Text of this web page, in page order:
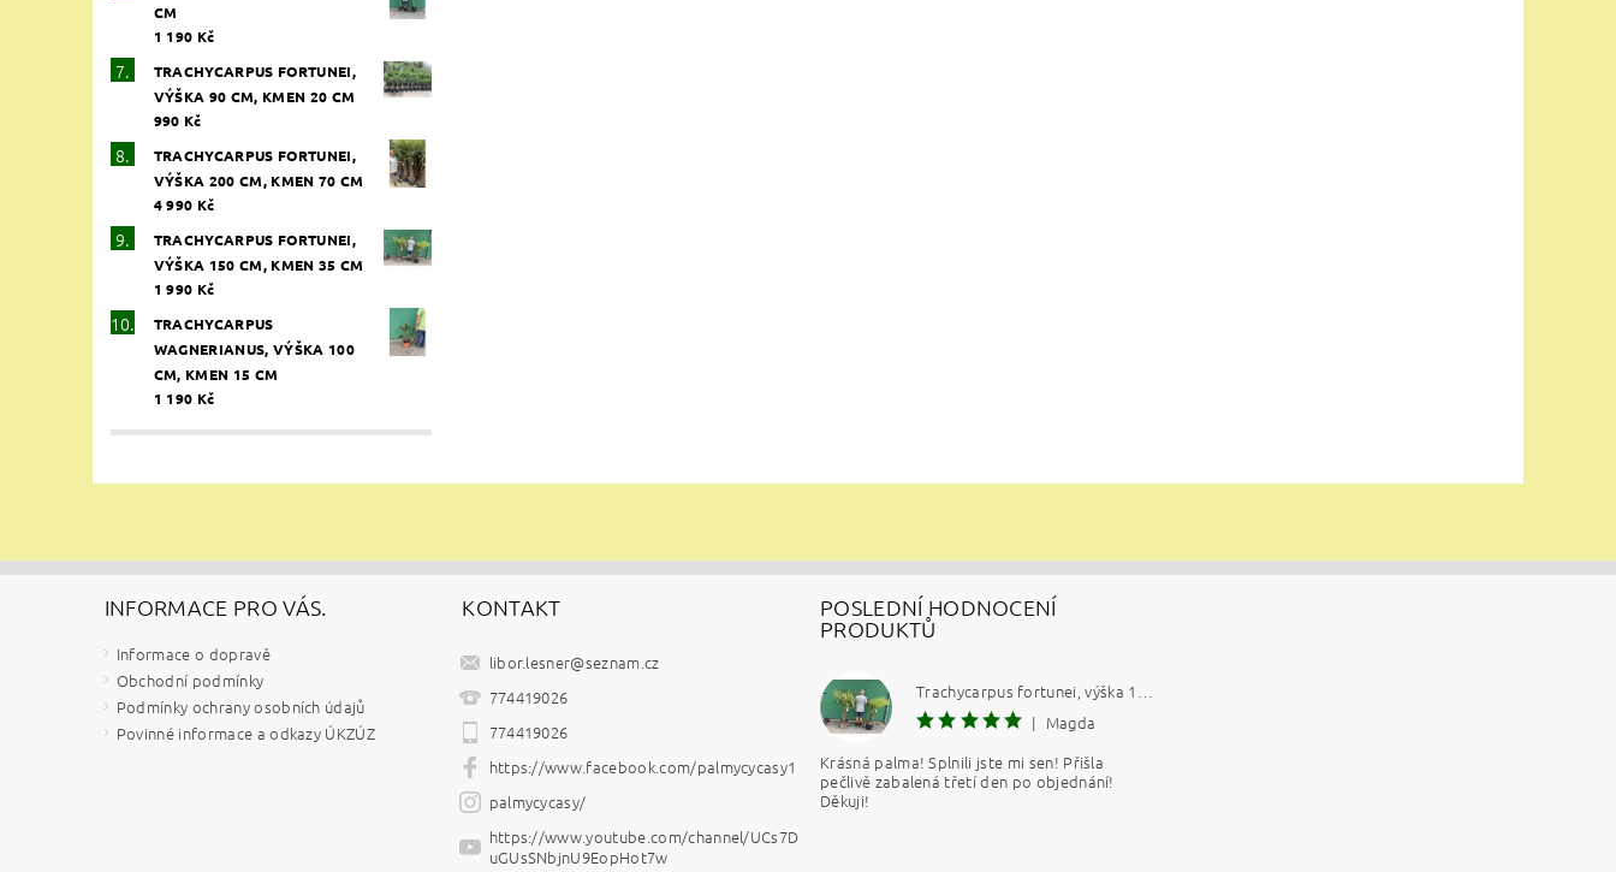
CM
1 190 Kč
TRACHYCARPUS FORTUNEI,
VÝŠKA 90 CM, KMEN 20 CM
990 Kč
TRACHYCARPUS FORTUNEI,
VÝŠKA 200 CM, KMEN 70 CM
4 990 Kč
TRACHYCARPUS FORTUNEI,
VÝŠKA 150 CM, KMEN 35 CM
1 990 Kč
TRACHYCARPUS
WAGNERIANUS, VÝŠKA 100
CM, KMEN 15 CM
1 190 Kč
INFORMACE PRO VÁS.
Informace o dopravě
Obchodní podmínky
Podmínky ochrany osobních údajů
Povinné informace a odkazy ÚKZÚZ
KONTAKT
libor.lesner@seznam.cz
774419026
774419026
https://www.facebook.com/palmycycasy1
palmycycasy/
https://www.youtube.com/channel/UCs7D
uGUsSNbjnU9EopHot7w
POSLEDNÍ HODNOCENÍ
PRODUKTŮ
Trachycarpus fortunei, výška 150 cm, kmen 35 cm
| Magda
Krásná palma! Splnili jste mi sen! Přišla
pečlivě zabalená třetí den po objednání!
Děkuji!